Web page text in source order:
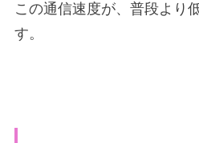
この通信速度が、普段より
す。